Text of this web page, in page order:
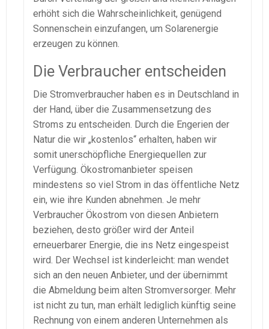
erhöht sich die Wahrscheinlichkeit, genügend
Sonnenschein einzufangen, um Solarenergie
erzeugen zu können.
Die Verbraucher entscheiden
Die Stromverbraucher haben es in Deutschland in
der Hand, über die Zusammensetzung des
Stroms zu entscheiden. Durch die Engerien der
Natur die wir „kostenlos“ erhalten, haben wir
somit unerschöpfliche Energiequellen zur
Verfügung. Ökostromanbieter speisen
mindestens so viel Strom in das öffentliche Netz
ein, wie ihre Kunden abnehmen. Je mehr
Verbraucher Ökostrom von diesen Anbietern
beziehen, desto größer wird der Anteil
erneuerbarer Energie, die ins Netz eingespeist
wird. Der Wechsel ist kinderleicht: man wendet
sich an den neuen Anbieter, und der übernimmt
die Abmeldung beim alten Stromversorger. Mehr
ist nicht zu tun, man erhält lediglich künftig seine
Rechnung von einem anderen Unternehmen als